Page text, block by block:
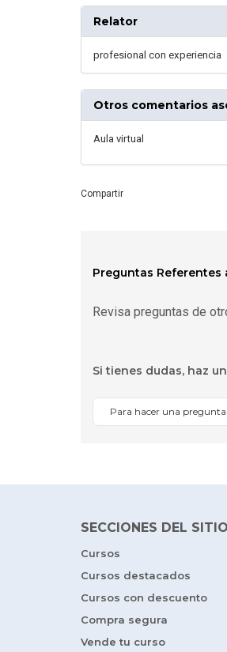
Relator
profesional con experiencia
Otros comentarios
Aula virtual
Compartir
Preguntas Referentes
Revisa preguntas de
Si tienes dudas, haz
Para hacer una
SECCIONES DEL SITIO
Cursos
Cursos destacados
Cursos con descuento
Compra segura
Vende tu curso